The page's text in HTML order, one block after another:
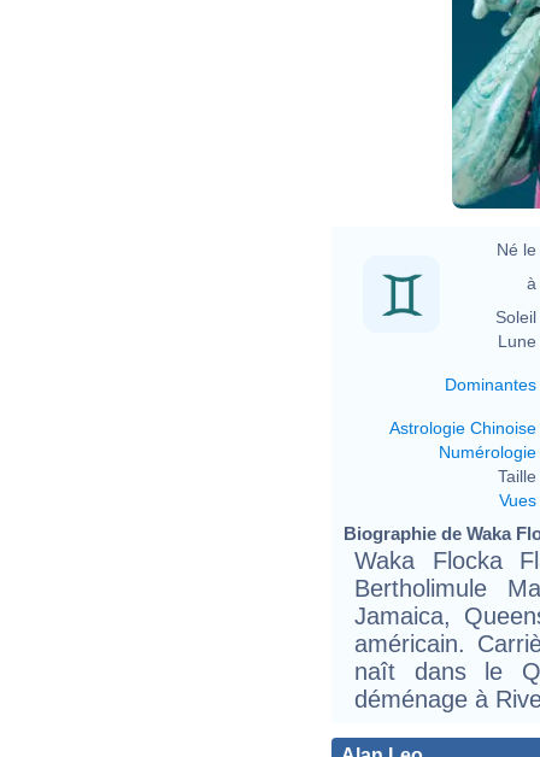
Né le
à
Soleil
Lune
Dominantes
Astrologie Chinoise
Numérologie
Taille
Vues
Biographie de Waka
Waka Flocka
Bertholimule
Jamaica,
américain.
naît dans le
déménage à